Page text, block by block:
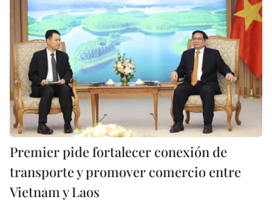
Premier pide fortalecer conexión de
transporte y promover comercio entre
Vietnam y Laos